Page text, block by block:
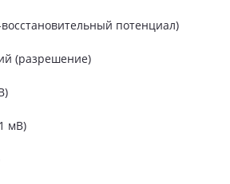
потенциал)
(разрешение)
мВ)